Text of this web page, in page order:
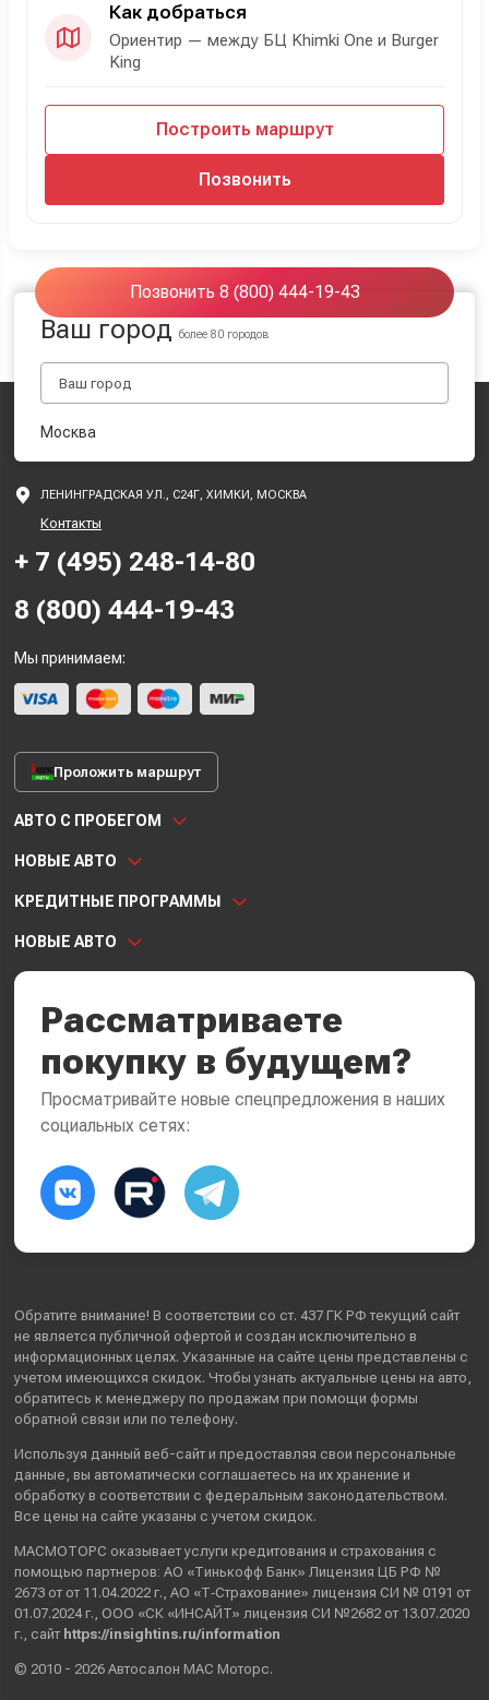
Как добраться
Ориентир — между БЦ Khimki One и Burger
King
Построить маршрут
Позвонить
Позвонить 8 (800) 444-19-43
Ваш городболее 80 городов
Москва
ЛЕНИНГРАДСКАЯ УЛ., С24Г, ХИМКИ, МОСКВА
Контакты
+ 7 (495) 248-14-80
8 (800) 444-19-43
Мы принимаем:
Проложить маршрут
АВТО С ПРОБЕГОМ
НОВЫЕ АВТО
КРЕДИТНЫЕ ПРОГРАММЫ
НОВЫЕ АВТО
Рассматриваете
покупку в будущем?
Просматривайте новые спецпредложения в наших
социальных сетях:
Обратите внимание! В соответствии со ст. 437 ГК РФ текущий сайт
не является публичной офертой и создан исключительно в
информационных целях. Указанные на сайте цены представлены с
учетом имеющихся скидок. Чтобы узнать актуальные цены на авто,
обратитесь к менеджеру по продажам при помощи формы
обратной связи или по телефону.
Используя данный веб-сайт и предоставляя свои персональные
данные , вы автоматически соглашаетесь на их хранение и
обработку в соответствии с федеральным законодательством.
Все цены на сайте указаны с учетом скидок.
МАСМОТОРС оказывает услуги кредитования и страхования с
помощью партнеров: АО «Тинькофф Банк» Лицензия ЦБ РФ №
2673 от от 11.04.2022 г., АО «Т‑Страхование» лицензия СИ № 0191 от
01.07.2024 г., ООО «СК «ИНСАЙТ» лицензия СИ №2682 от 13.07.2020
г., сайт https://insightins.ru/information
© 2010 - 2026 Автосалон МАС Моторс.